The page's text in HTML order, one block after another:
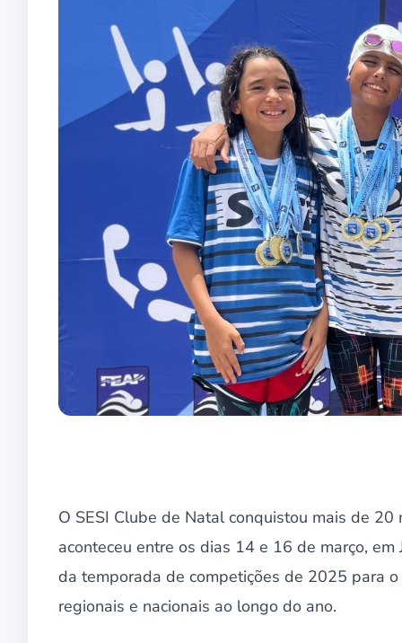
O SESI Clube de Natal conquistou mais de
aconteceu entre os dias 14 e 16 de março,
da temporada de competições de 2025 para
regionais e nacionais ao longo do ano.